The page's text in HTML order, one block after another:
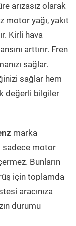
arızasız olarak
motor yağı, yakıt
Kirli hava
arttırır. Fren
sağlar.
sağlar hem
değerli bilgiler
marka
sadece motor
Bunların
için toplamda
aracınıza
durumu